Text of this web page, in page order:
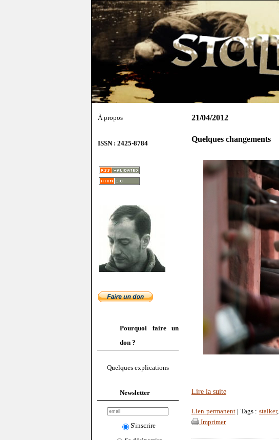
À propos
ISSN : 2425-8784
Pourquoi faire un
don ?
Quelques explications
Newsletter
S'inscrire
21/04/2012
Quelques changements
Lire la suite
Lien permanent| Tags :stalker,
Imprimer